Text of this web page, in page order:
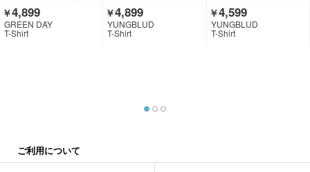
￥4,899
GREEN DAY
T-Shirt
￥4,899
YUNGBLUD
T-Shirt
￥4,599
YUNGBLUD
T-Shirt
ご利用について